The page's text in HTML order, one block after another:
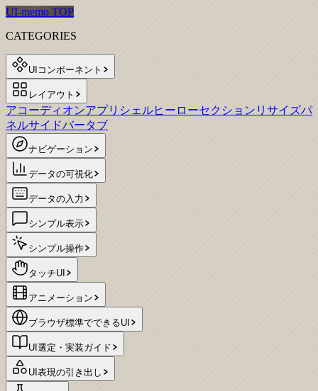
UI-memo TOP
CATEGORIES
UIコンポーネント
レイアウト
アコーディオンアプリシェルヒーローセクション リサイズパ
ネルサイドバータブ
ナビゲーション
データの可視化
データの入力
シンプル表示
シンプル操作
タッチUI
アニメーション
ブラウザ標準でできるUI
UI選定・実装ガイド
UI表現の引き出し